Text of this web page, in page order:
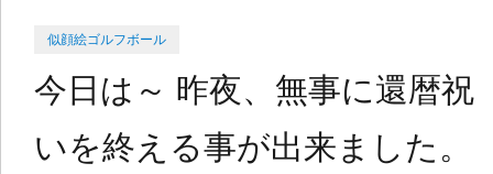
Posted
on
似顔絵ゴルフボール
今日は～ 昨夜、無事に還暦祝
いを終える事が出来ました。